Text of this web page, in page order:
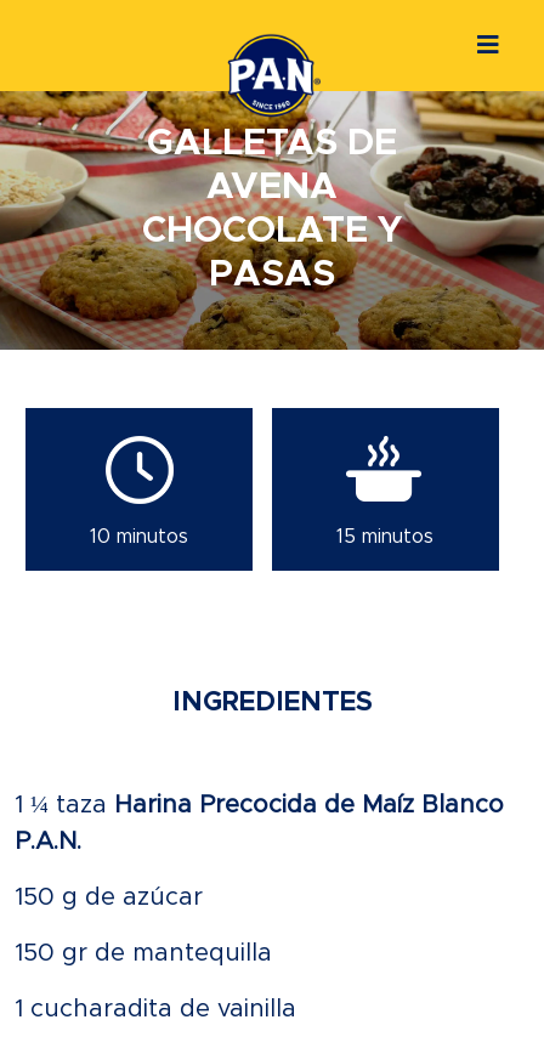
GALLETAS DE
AVENA
CHOCOLATE Y
PASAS
10 minutos 15 minutos
INGREDIENTES
1 ¼ taza Harina Precocida de Maíz Blanco
P.A.N.
150 g de azúcar
150 gr de mantequilla
1 cucharadita de vainilla